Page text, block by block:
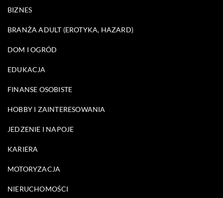
BIZNES
BRANŻA ADULT (EROTYKA, HAZARD)
DOM I OGRÓD
EDUKACJA
FINANSE OSOBISTE
HOBBY I ZAINTERESOWANIA
JEDZENIE I NAPOJE
KARIERA
MOTORYZACJA
NIERUCHOMOŚCI